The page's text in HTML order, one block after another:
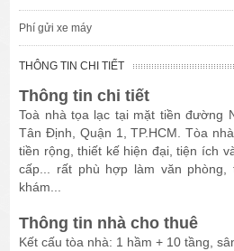
Phí gửi xe máy
THÔNG TIN CHI TIẾT
Thông tin chi tiết
Toà nhà tọa lạc tại mặt tiền đường
Tân Định, Quận 1, TP.HCM. Tòa
tiền rộng, thiết kế hiện đại, tiện ích
cấp... rất phù hợp làm văn phòng,
khám...
Thông tin nhà cho thuê
Kết cấu tòa nhà: 1 hầm + 10 tầng,